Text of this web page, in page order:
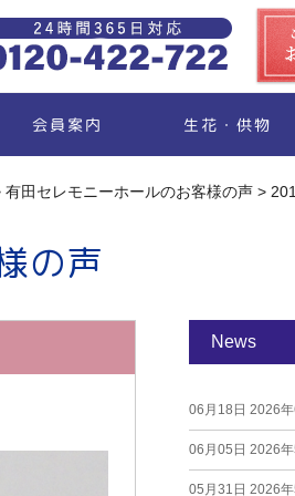
会員案内 生花・供物
有田セレモニーホールのお客様の声 >
の声
News
06月18日 2026
06月05日 2026
05月31日 2026